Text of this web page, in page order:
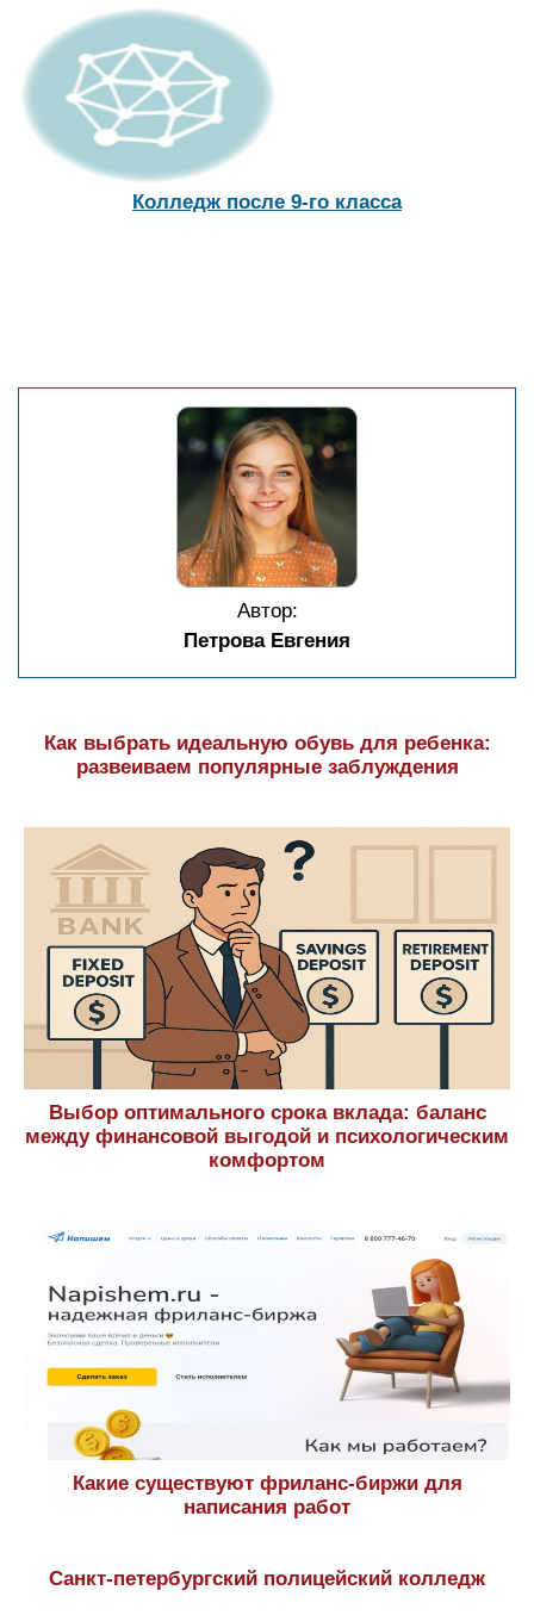
Колледж после 9-го класса
Автор:
Петрова Евгения
Как выбрать идеальную обувь для ребенка:
развеиваем популярные заблуждения
Выбор оптимального срока вклада: баланс
между финансовой выгодой и психологическим
комфортом
Какие существуют фриланс-биржи для
написания работ
Санкт-петербургский полицейский колледж